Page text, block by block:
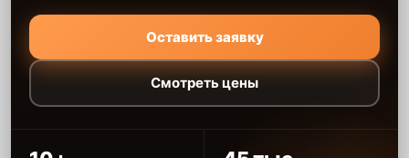
Оставить заявку
Смотреть цены